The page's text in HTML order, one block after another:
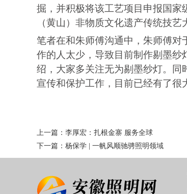
掘，并积极将该工艺项目申报国家
（黄山）非物质文化遗产传统技艺
笔者在和朱师傅沟通中，朱师傅对
作的人太少，导致目前制作剔墨纱
绍，大家多关注无为剔墨纱灯。同
宣传和保护工作，目前已经有了很
上一篇： 李厚宏：扎根金寨 服务全球
下一篇： 杨保学 | 一帆风顺驰骋照明领域